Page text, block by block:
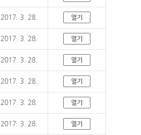
2017. 3. 28. 열기
2017. 3. 28. 열기
2017. 3. 28. 열기
2017. 3. 28. 열기
2017. 3. 28. 열기
2017. 3. 28. 열기